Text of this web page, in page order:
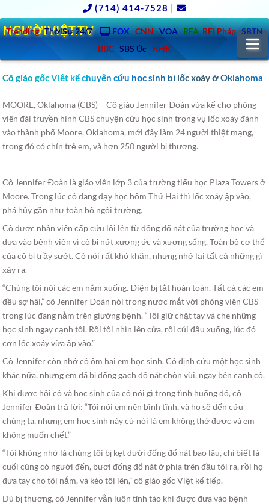
(714) 414-7528 |
Trending ThờiSự 24/7 FOX CNN VOA RFA RFI Pháp SBTN
BBC SBS Úc NHK
NGƯỜIVIỆT.TV
Cô giáo gốc Việt kể chuyện cứu học sinh bị lốc xoáy ở Oklahoma
MOORE, Oklahoma (CBS) – Cô giáo Jennifer Ðoàn vừa kể cho phóng
viên đài truyền hình CBS chuyện cứu học sinh trong vụ lốc xoáy đánh
vào thành phố Moore, Oklahoma, mới đây làm 24 người thiệt mạng,
trong đó có chín trẻ em, và hơn 250 người bị thương.
Cô Jennifer Ðoàn là giáo viên lớp 3 của trường tiểu học Plaza Towers ở
Moore. Trong lúc cô đang dạy học hôm Thứ Hai thì lốc xoáy ập vào,
phá hủy gần như toàn bộ ngôi trường.
Cô được nhân viên cấp cứu lôi lên từ đống đổ nát của trường học và
đưa vào bệnh viện vì cô bị nứt xương ức và xương sống. Toàn bộ cơ thể
của cô bị trầy sướt. Cô nói rất khó khăn, nhưng nhớ lại tất cả những gì
xảy ra.
“Chúng tôi nói các em nằm xuống. Ðiện bị tắt hoàn toàn. Tất cả các em
đều sợ hãi,” cô Jennifer Ðoàn nói trong nước mắt với phóng viên CBS
trong lúc đang nằm trên giường bệnh. “Tôi giữ chặt tay và che những
học sinh ngay cạnh tôi. Rồi tôi nhìn lên cửa, rồi cúi đầu xuống, lúc đó
cơn lốc xoáy vừa ập vào.”
Cô Jennifer còn nhớ cô ôm hai em học sinh. Cô định cứu một học sinh
khác nữa, nhưng em đã bị đống gạch đổ nát chôn vùi, ngay bên cạnh cô.
Khi được hỏi cô và học sinh của cô nói gì trong tình huống đó, cô
Jennifer Ðoàn trả lời: “Tôi nói em nên bình tĩnh, và họ sẽ đến cứu
chúng ta, nhưng em học sinh này cứ nói là em không thở được và em
không muốn chết.”
“Tôi không nhớ là chúng tôi bị kẹt dưới đống đổ nát bao lâu, chỉ biết là
cuối cùng có người đến, bươi đống đổ nát ở phía trên đầu tôi ra, rồi họ
đưa tay cho tôi nắm, và kéo tôi lên,” cô giáo gốc Việt kể tiếp.
Dù bị thương, cô Jennifer vẫn luôn tỉnh táo khi được đưa vào bệnh